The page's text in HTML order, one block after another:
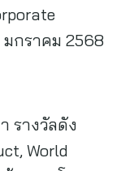
กราคม 2568
รางวัลดัง
World